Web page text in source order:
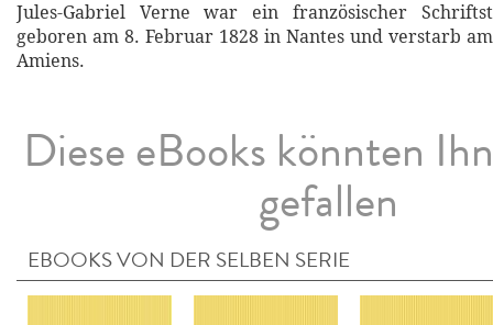
Jules-Gabriel Verne war ein französischer
geboren am 8. Februar 1828 in Nantes und verstarb
Amiens.
Diese eBooks könnten
gefallen
EBOOKS VON DER SELBEN SERIE